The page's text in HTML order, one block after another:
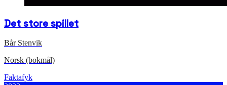
Det store spillet
Bår Stenvik
Norsk (bokmål)
Faktafyk